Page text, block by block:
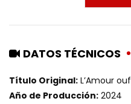
DATOS TÉCNICOS
Título Original: L’Amour ouf
Año de Producción: 2024